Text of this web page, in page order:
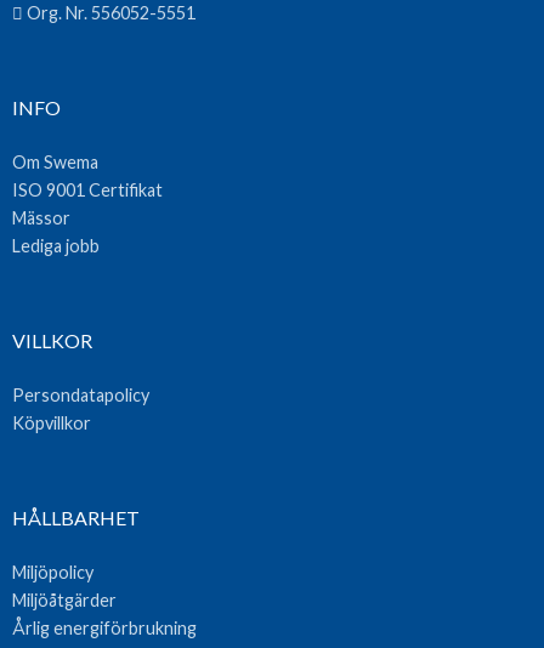
Org. Nr. 556052-5551
INFO
Om Swema
ISO 9001 Certifikat
Mässor
Lediga jobb
VILLKOR
Persondatapolicy
Köpvillkor
HÅLLBARHET
Miljöpolicy
Miljöåtgärder
Årlig energiförbrukning